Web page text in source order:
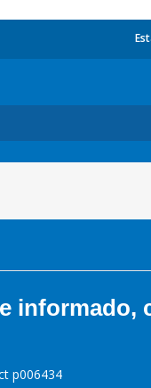
informado,
p006434